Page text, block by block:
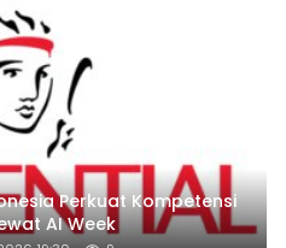
Perkuat Kompetensi
AI Week